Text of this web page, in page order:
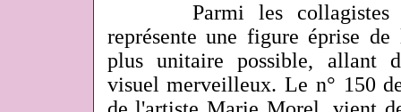
Parmi les collagistes
représente une figure éprise
plus unitaire possible, allant
visuel merveilleux. Le n° 150